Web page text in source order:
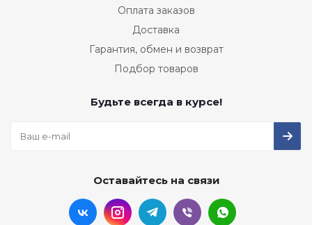
Оплата заказов
Доставка
Гарантия, обмен и возврат
Подбор товаров
Будьте всегда в курсе!
Оставайтесь на связи